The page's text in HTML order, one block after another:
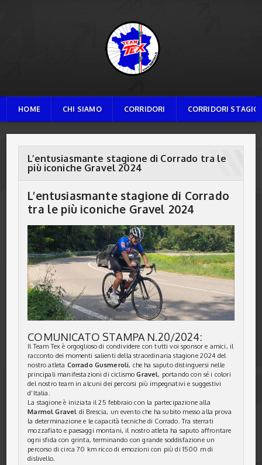
TEAM TEX
HOME CHI SIAMO CORRIDORI CORRIDORI
L’entusiasmante stagione di Corrado tra le
più iconiche Gravel 2024
L’entusiasmante stagione di Corrado
tra le più iconiche Gravel 2024
COMUNICATO STAMPA N.20/2024:
Il Team Tex è orgoglioso di condividere con tutti voi sponsor e amici, il
racconto dei momenti salienti della straordinaria stagione 2024 del
nostro atleta Corrado Gusmeroli, che ha saputo distinguersi nelle
principali manifestazioni di ciclismoGravel, portando con sé i colori
del nostro team in alcuni dei percorsi più impegnativi e suggestivi
d’Italia.
La stagione è iniziata il 25 febbraio con la partecipazione alla
Marmol Gravel di Brescia, un evento che ha subito messo alla prova
la determinazione e le capacità tecniche di Corrado. Tra sterrati
mozzafiato e paesaggi montani, il nostro atleta ha saputo affrontare
ogni sfida con grinta, terminando con grande soddisfazione un
percorso di circa 70 km ricco di emozioni con più di 1500 m di
dislivello.